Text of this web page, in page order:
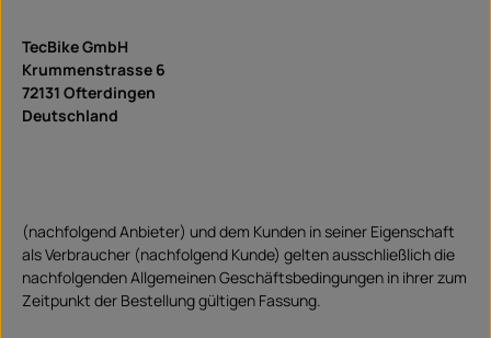
TecBike GmbH
Krummenstrasse 6
72131 Ofterdingen
Deutschland
(nachfolgend Anbieter) und dem Kunden in seiner Eigenschaft
als Verbraucher (nachfolgend Kunde) gelten ausschließlich die
nachfolgenden Allgemeinen Geschäftsbedingungen in ihrer zum
Zeitpunkt der Bestellung gültigen Fassung.